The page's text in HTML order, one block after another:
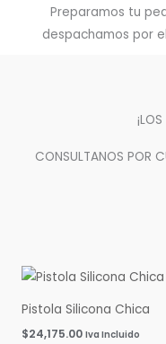
Preparamos tu
despachamos por
CONSULTANOS POR
Pistola Silicona Chica
$24,175.00 Iva Incluido